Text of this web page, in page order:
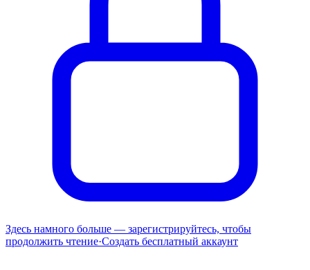
Здесь намного больше — зарегистрируйтесь, чтобы
продолжить чтение·Создать бесплатный аккаунт